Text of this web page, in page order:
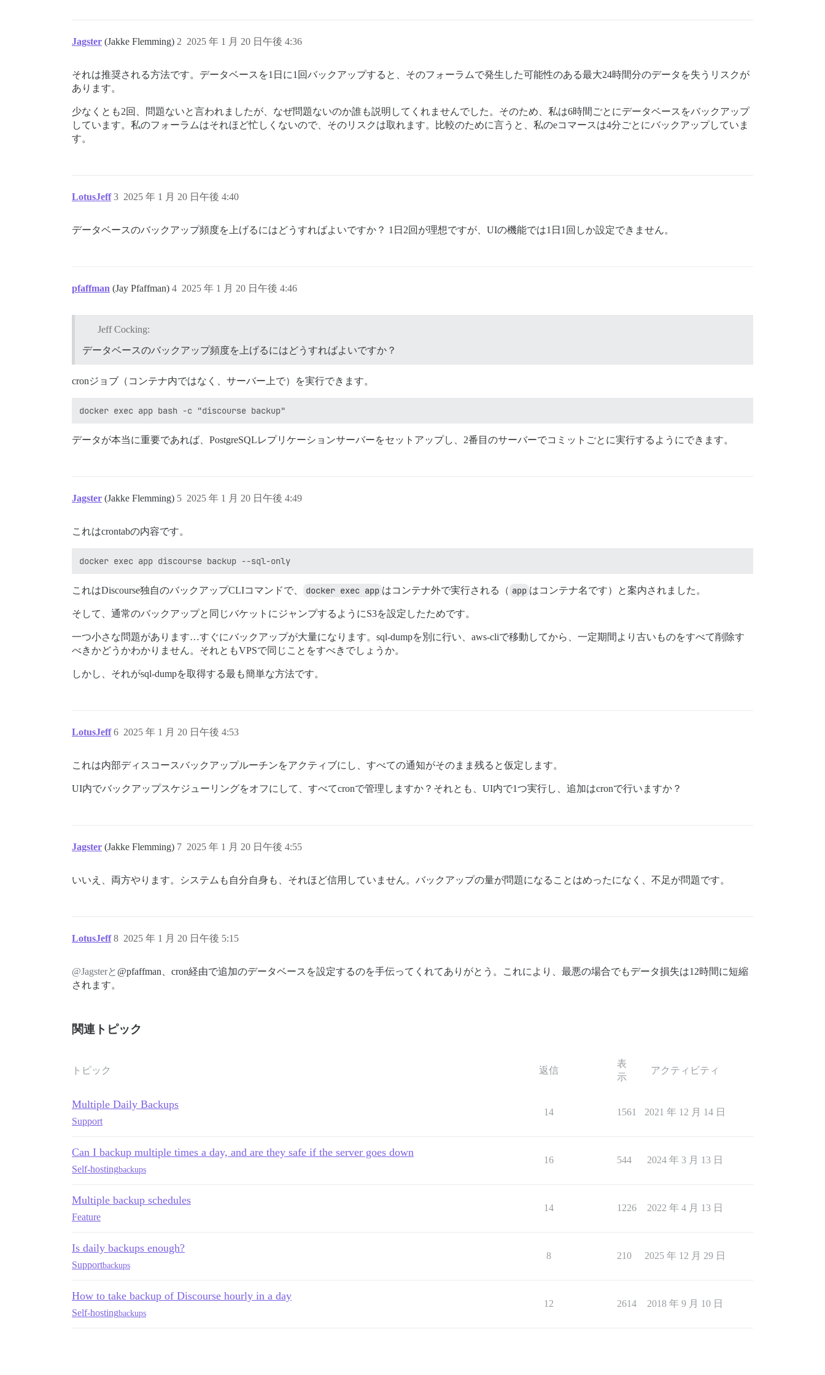
Jagster (Jakke Flemming) 2025 年 1 月 20 日午後 4:36
2
それは推奨される方法です。データベースを1日に1回バックアップすると、そのフォーラムで発生した可能性のある最大24時間分のデータを失うリスクが
あります。
少なくとも2回、問題ないと言われましたが、なぜ問題ないのか誰も説明してくれませんでした。そのため、私は6時間ごとにデータベースをバックアップ
しています。私のフォーラムはそれほど忙しくないので、そのリスクは取れます。比較のために言うと、私のeコマースは4分ごとにバックアップしていま
す。
LotusJeff 2025 年 1 月 20 日午後 4:40
3
データベースのバックアップ頻度を上げるにはどうすればよいですか？ 1日2回が理想ですが、UIの機能では1日1回しか設定できません。
pfaffman (Jay Pfaffman) 2025 年 1 月 20 日午後 4:46
4
Jeff Cocking:
データベースのバックアップ頻度を上げるにはどうすればよいですか？
cronジョブ（コンテナ内ではなく、サーバー上で）を実行できます。
データが本当に重要であれば、PostgreSQLレプリケーションサーバーをセットアップし、2番目のサーバーでコミットごとに実行するようにできます。
Jagster (Jakke Flemming) 2025 年 1 月 20 日午後 4:49
5
これはcrontabの内容です。
これはDiscourse独自のバックアップCLIコマンドで、 docker exec app はコンテナ外で実行される（ app はコンテナ名です）と案内されました。
そして、通常のバックアップと同じバケットにジャンプするようにS3を設定したためです。
一つ小さな問題があります…すぐにバックアップが大量になります。sql-dumpを別に行い、aws-cliで移動してから、一定期間より古いものをすべて削除す
べきかどうかわかりません。それともVPSで同じことをすべきでしょうか。
しかし、それがsql-dumpを取得する最も簡単な方法です。
LotusJeff 2025 年 1 月 20 日午後 4:53
6
これは内部ディスコースバックアップルーチンをアクティブにし、すべての通知がそのまま残ると仮定します。
UI内でバックアップスケジューリングをオフにして、すべてcronで管理しますか？それとも、UI内で1つ実行し、追加はcronで行いますか？
Jagster (Jakke Flemming) 2025 年 1 月 20 日午後 4:55
7
いいえ、両方やります。システムも自分自身も、それほど信用していません。バックアップの量が問題になることはめったになく、不足が問題です。
LotusJeff 2025 年 1 月 20 日午後 5:15
8
@Jagsterと @pfaffman、cron経由で追加のデータベースを設定するのを手伝ってくれてありがとう。これにより、最悪の場合でもデータ損失は12時間に短縮
されます。
関連トピック
トピック 返信
表
示
アクティビティ
Multiple Daily Backups
Support
14 1561 2021 年 12 月 14 日
Can I backup multiple times a day, and are they safe if the server goes down
Self-hostingbackups
16 544 2024 年 3 月 13 日
Multiple backup schedules
Feature
14 1226 2022 年 4 月 13 日
Is daily backups enough?
Supportbackups
8 210 2025 年 12 月 29 日
How to take backup of Discourse hourly in a day
Self-hostingbackups
12 2614 2018 年 9 月 10 日